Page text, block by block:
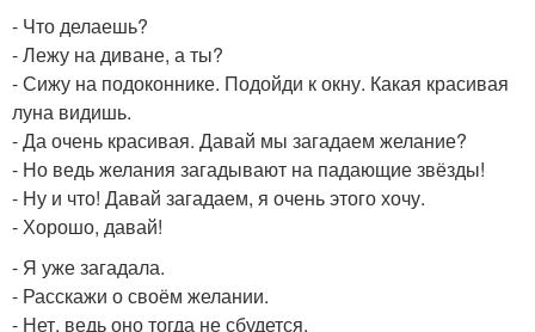
- Что делаешь?
- Лежу на диване, а ты?
- Сижу на подоконнике. Подойди к окну. Какая красивая
луна видишь.
- Да очень красивая. Давай мы загадаем желание?
- Но ведь желания загадывают на падающие звёзды!
- Ну и что! Давай загадаем, я очень этого хочу.
- Хорошо, давай!
- Я уже загадала.
- Расскажи о своём желании.
- Нет, ведь оно тогда не сбудется.